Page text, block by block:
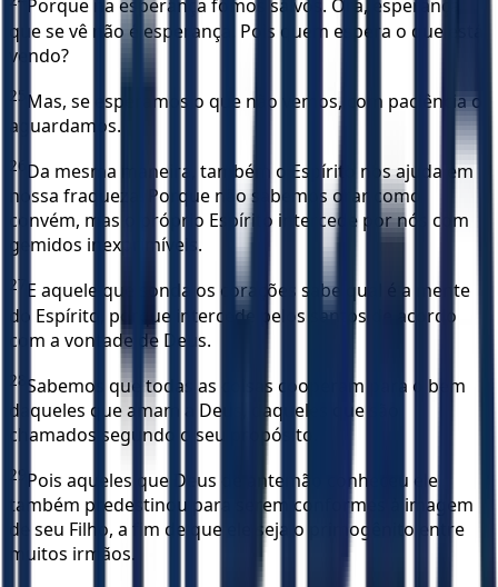
Porque na esperança fomos salvos. Ora, esperança
que se vê não é esperança. Pois quem espera o que está
vendo?
25 Mas, se esperamos o que não vemos, com paciência o
aguardamos.
26 Da mesma maneira, também o Espírito nos ajuda em
nossa fraqueza. Porque não sabemos orar como
convém, mas o próprio Espírito intercede por nós com
gemidos inexprimíveis.
27 E aquele que sonda os corações sabe qual é a mente
do Espírito, porque intercede pelos santos de acordo
com a vontade de Deus.
28 Sabemos que todas as coisas cooperam para o bem
daqueles que amam a Deus, daqueles que são
chamados segundo o seu propósito.
29 Pois aqueles que Deus de antemão conheceu ele
também predestinou para serem conformes à imagem
de seu Filho, a fim de que ele seja o primogênito entre
muitos irmãos.